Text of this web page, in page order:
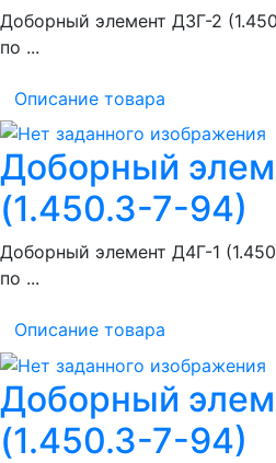
Доборный элемент Д3Г-2
по ...
Описание товара
Доборный
(1.450.3-7-94)
Доборный элемент Д4Г-1
по ...
Описание товара
Доборный
(1.450.3-7-94)